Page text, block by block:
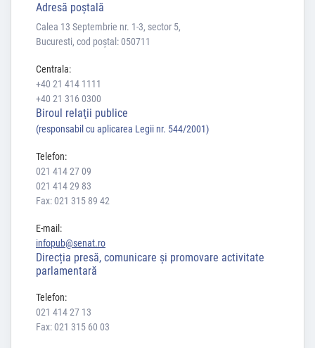
Adresă poştală
Calea 13 Septembrie nr. 1-3, sector 5,
Bucuresti, cod poștal: 050711
Centrala:
+40 21 414 1111
+40 21 316 0300
Biroul relaţii publice
(responsabil cu aplicarea Legii nr. 544/2001)
Telefon:
021 414 27 09
021 414 29 83
Fax: 021 315 89 42
E-mail:
infopub@senat.ro
Direcția presă, comunicare și promovare activitate
parlamentară
Telefon:
021 414 27 13
Fax: 021 315 60 03